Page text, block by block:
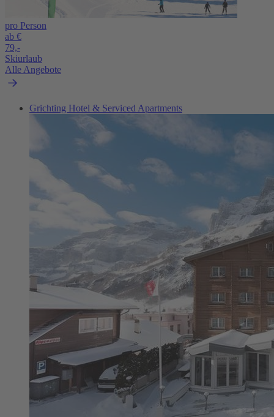
pro Person
ab €
79,-
Skiurlaub
Alle Angebote
Grichting Hotel & Serviced Apartments